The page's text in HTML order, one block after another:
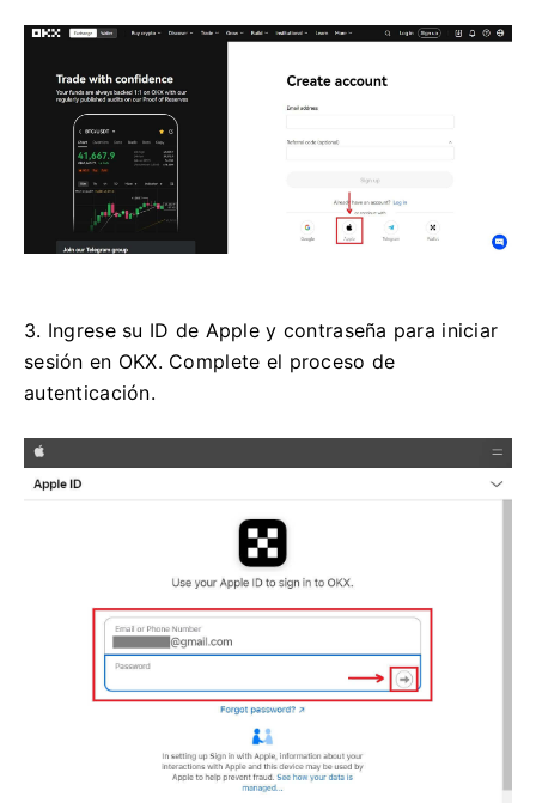
3. Ingrese su ID de Apple y contraseña para iniciar
sesión en OKX. Complete el proceso de
autenticación.